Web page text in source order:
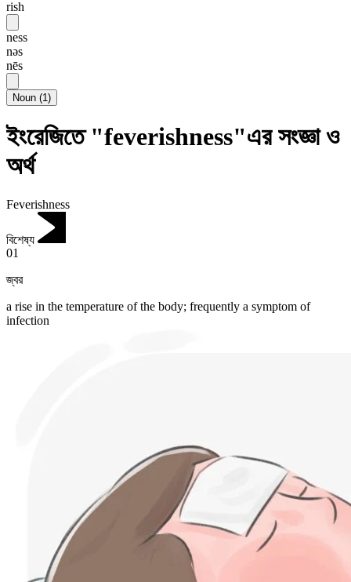
rish
ness
nəs
nēs
Noun (1)
ইংরেজিতে "feverishness"এর সংজ্ঞা ও
অর্থ
Feverishness
বিশেষ্য
01
জ্বর
a rise in the temperature of the body; frequently a symptom of
infection